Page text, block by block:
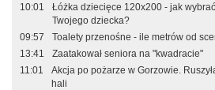
10:01
Łóżka dziecięce 120x200 - jak
Twojego dziecka?
09:57
Toalety przenośne - ile metrów od
13:41
Zaatakował seniora na "kwadracie"
11:01
Akcja po pożarze w Gorzowie.
hali